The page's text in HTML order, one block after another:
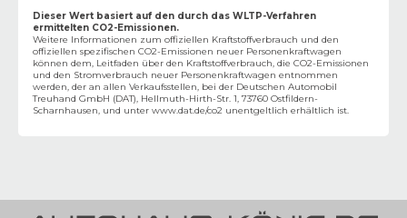
Dieser Wert basiert auf den durch das WLTP-Verfahren
ermittelten CO2-Emissionen.
Weitere Informationen zum offiziellen Kraftstoffverbrauch und den
offiziellen spezifischen CO2-Emissionen neuer Personenkraftwagen
können dem‚ Leitfaden über den Kraftstoffverbrauch, die CO2-Emissionen
und den Stromverbrauch neuer Personenkraftwagen entnommen
werden, der an allen Verkaufsstellen, bei der Deutschen Automobil
Treuhand GmbH (DAT), Hellmuth-Hirth-Str. 1, 73760 Ostfildern-
Scharnhausen, und unter www.dat.de/co2 unentgeltlich erhältlich ist.